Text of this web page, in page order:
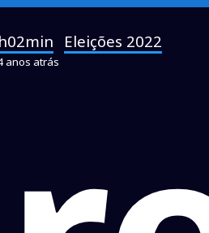
Eleições 2022
anos atrás